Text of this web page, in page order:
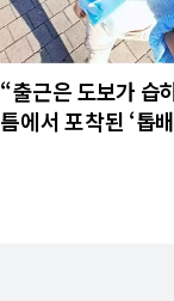
“출근은 도보가 습
틈에서 포착된 ‘톱